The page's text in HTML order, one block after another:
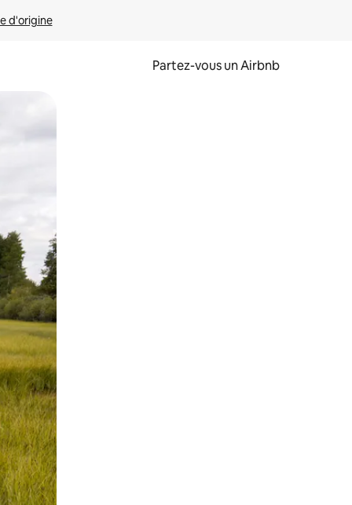
d'origine
Partez-vous un Airbnb
en les faisant glisser.